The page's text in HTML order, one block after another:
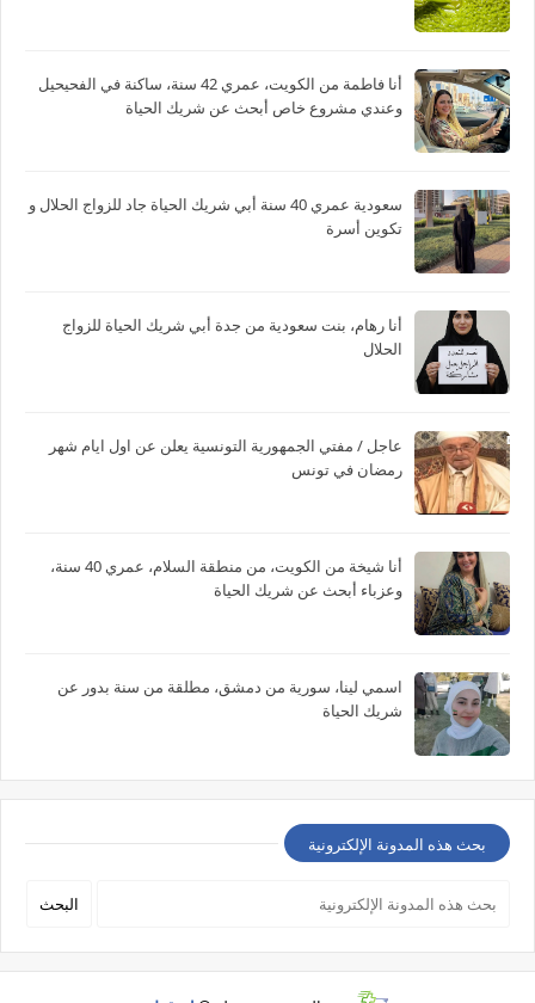
أنا فاطمة من الكويت، عمري 42 سنة، ساكنة في الفحيحيل
وعندي مشروع خاص أبحث عن شريك الحياة
سعودية عمري 40 سنة أبي شريك الحياة جاد للزواج الحلال و
تكوين أسرة
أنا رهام، بنت سعودية من جدة أبي شريك الحياة للزواج
الحلال
عاجل / مفتي الجمهورية التونسية يعلن عن اول ايام شهر
رمضان في تونس
أنا شيخة من الكويت، من منطقة السلام، عمري 40 سنة،
وعزباء أبحث عن شريك الحياة
اسمي لينا، سورية من دمشق، مطلقة من سنة بدور عن
شريك الحياة
بحث هذه المدونة الإلكترونية